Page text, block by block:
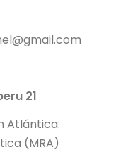
21
Atlántica:
(MRA)